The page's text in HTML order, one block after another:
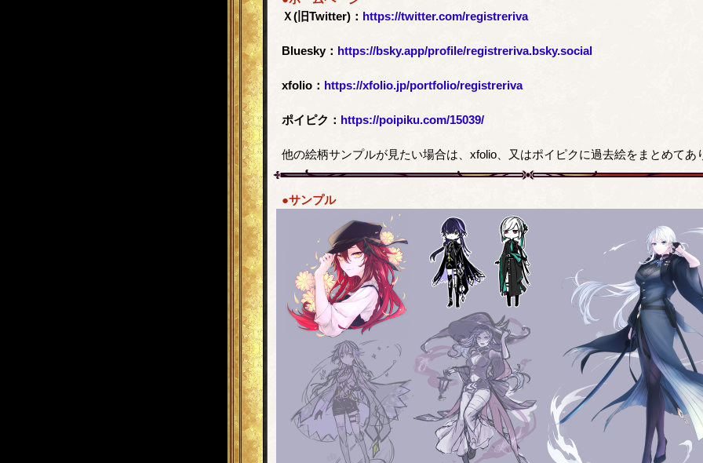
Ｘ(旧Twitter)： https://twitter.com/registreriva
Bluesky： https://bsky.app/profile/registreriva.bsky.social
xfolio： https://xfolio.jp/portfolio/registreriva
ポイピク： https://poipiku.com/15039/
他の絵柄サンプルが見たい場合は、xfolio、又はポイピクに過去絵をまとめてあ
●サンプル